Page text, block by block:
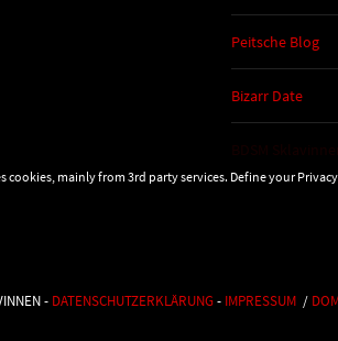
Peitsche Blog
Bizarr Date
- DATENSCHUTZERKLÄRUNG- IMPRESSUM /
cookies, mainly from 3rd party services. Define your